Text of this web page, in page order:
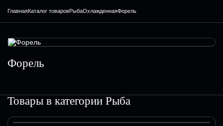
ГлавнаяКаталог товаровРыбаОхлажденнаяФорель
Форель
Товары в категории Рыба